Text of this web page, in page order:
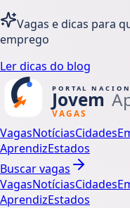
Vagas e dicas para
emprego
Ler dicas do blog
VagasNotíciasCidades
AprendizEstados
Buscar vagas
VagasNotíciasCidades
AprendizEstados